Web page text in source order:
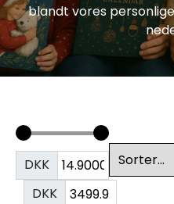
blandt vores
DKK
DKK